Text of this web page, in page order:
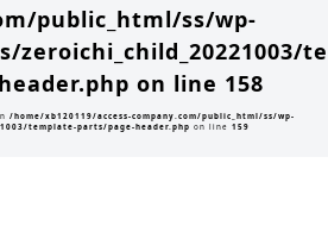
public_html/ss/wp-
on line 158
/home/xb120119/access-company.com/public_html/ss/wp-
template-parts/page-header.php on line 159